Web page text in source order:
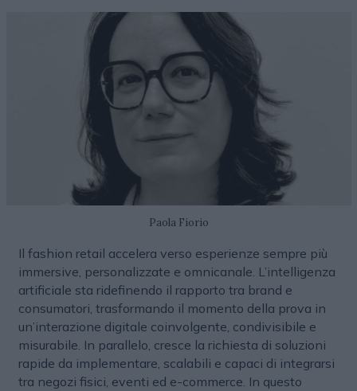
Paola Fiorio
Il fashion retail accelera verso esperienze sempre più
immersive, personalizzate e omnicanale. L’intelligenza
artificiale sta ridefinendo il rapporto tra brand e
consumatori, trasformando il momento della prova in
un’interazione digitale coinvolgente, condivisibile e
misurabile. In parallelo, cresce la richiesta di soluzioni
rapide da implementare, scalabili e capaci di integrarsi
tra negozi fisici, eventi ed e-commerce. In questo